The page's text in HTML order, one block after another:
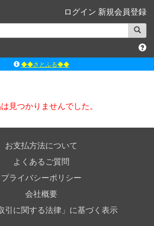
ログイン 新規会員登録
◆◆さとふる◆◆
ｱｿﾞﾝｵﾝﾗｲﾝｼｮｯﾌﾟX
見つかりませんでした。
お支払方法について
よくあるご質問
プライバシーポリシー
会社概要
引に関する法律」に基づく表示